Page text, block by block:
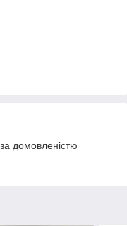
домовленістю